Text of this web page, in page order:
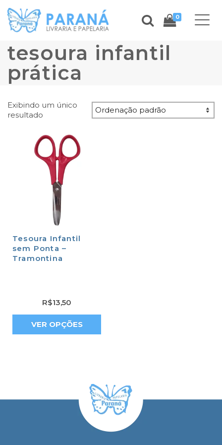
0
tesoura infantil
prática
Exibindo um único
resultado
Tesoura Infantil
sem Ponta –
Tramontina
R$13,50
VER OPÇÕES